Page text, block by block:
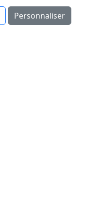
Personnaliser